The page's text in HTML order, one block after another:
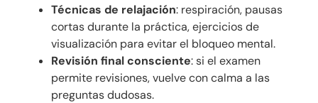
Técnicas de relajación: respiración, pausas
cortas durante la práctica, ejercicios de
visualización para evitar el bloqueo mental.
Revisión final consciente: si el examen
permite revisiones, vuelve con calma a las
preguntas dudosas.